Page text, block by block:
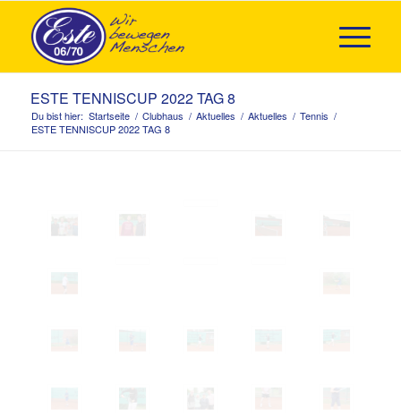
ESTE TENNISCUP 2022 TAG 8
Du bist hier: Startseite / Clubhaus / Aktuelles / Aktuelles / Tennis /
ESTE TENNISCUP 2022 TAG 8